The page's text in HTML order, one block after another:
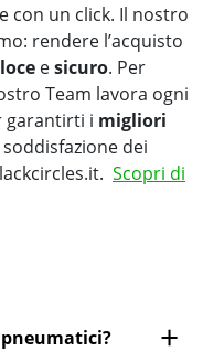
con un click. Il nostro
rendere l’acquisto
esicuro. Per
Team lavora ogni
garantirti i migliori
soddisfazione dei
Scopri di